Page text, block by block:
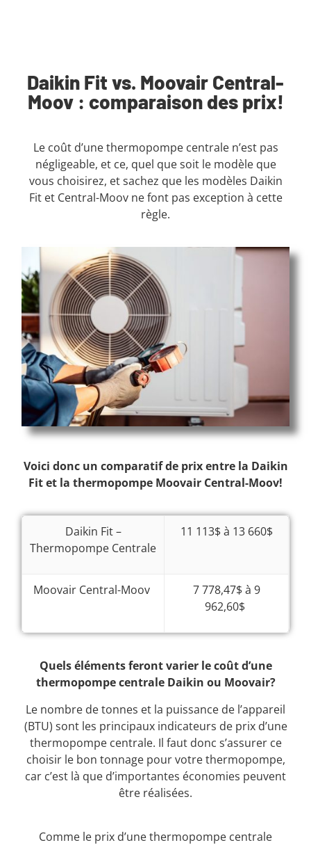
Daikin Fit vs. Moovair Central-
Moov : comparaison des prix!
Le coût d’une thermopompe centrale n’est pas
négligeable, et ce, quel que soit le modèle que
vous choisirez, et sachez que les modèles Daikin
Fit et Central-Moov ne font pas exception à cette
règle.
Voici donc un comparatif de prix entre la Daikin
Fit et la thermopompe Moovair Central-Moov!
Daikin Fit –
Thermopompe Centrale
11 113$ à 13 660$
Moovair Central-Moov
7 778,47$ à 9
962,60$
Quels éléments feront varier le coût d’une
thermopompe centrale Daikin ou Moovair?
Le nombre de tonnes et la puissance de l’appareil
(BTU) sont les principaux indicateurs de prix d’une
thermopompe centrale. Il faut donc s’assurer ce
choisir le bon tonnage pour votre thermopompe,
car c’est là que d’importantes économies peuvent
être réalisées.
Comme le prix d’une thermopompe centrale